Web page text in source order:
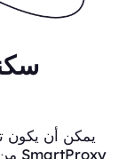
يمكن أن يكون